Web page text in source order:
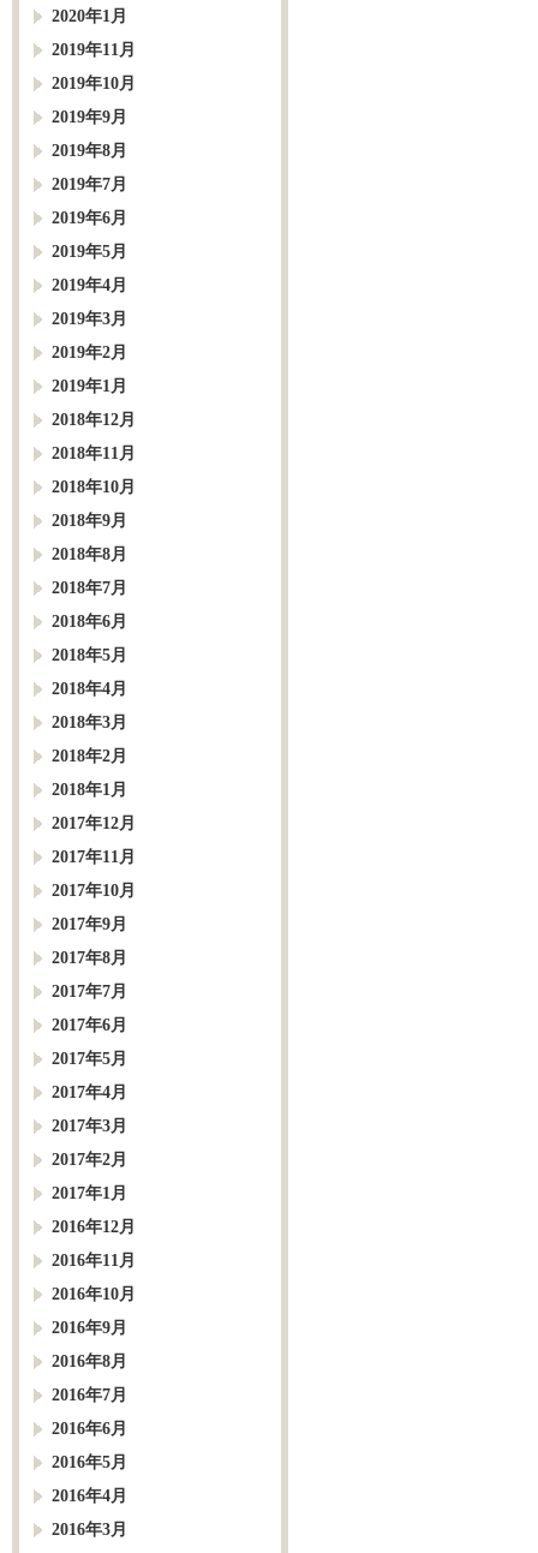
2020年1月
2019年11月
2019年10月
2019年9月
2019年8月
2019年7月
2019年6月
2019年5月
2019年4月
2019年3月
2019年2月
2019年1月
2018年12月
2018年11月
2018年10月
2018年9月
2018年8月
2018年7月
2018年6月
2018年5月
2018年4月
2018年3月
2018年2月
2018年1月
2017年12月
2017年11月
2017年10月
2017年9月
2017年8月
2017年7月
2017年6月
2017年5月
2017年4月
2017年3月
2017年2月
2017年1月
2016年12月
2016年11月
2016年10月
2016年9月
2016年8月
2016年7月
2016年6月
2016年5月
2016年4月
2016年3月